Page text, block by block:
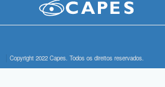
Copyright 2022 Capes. Todos os direitos reservados.